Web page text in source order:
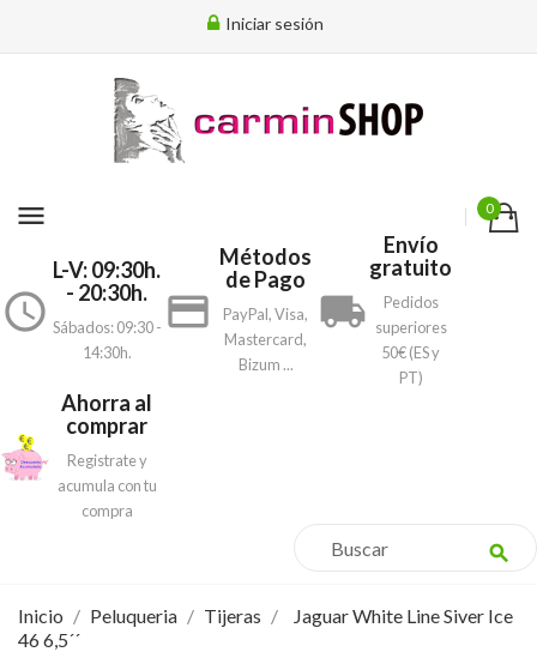
Iniciar sesión
menu 0
access_time
L-V: 09:30h.
- 20:30h.
Sábados: 09:30 -
14:30h.
payment
Métodos
de Pago
PayPal, Visa,
Mastercard,
Bizum ...
local_shipping
Envío
gratuito
Pedidos
superiores
50€ (ES y
PT)
Ahorra al
comprar
Registrate y
acumula con tu
compra
search
Inicio Peluqueria Tijeras
Jaguar White Line Siver Ice
46 6,5´´